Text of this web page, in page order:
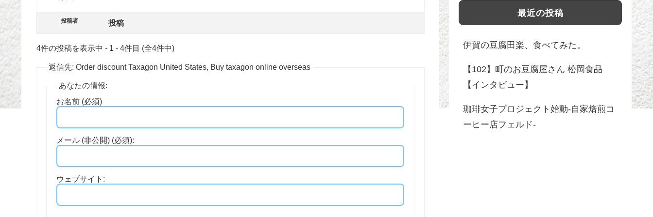
投稿者 投稿
4件の投稿を表示中 - 1 - 4件目 (全4件中)
返信先: Order discount Taxagon United States, Buy taxagon online overseas
あなたの情報:
お名前 (必須)
メール (非公開) (必須):
ウェブサイト:
最近の投稿
伊賀の豆腐田楽、食べてみた。
【102】町のお豆腐屋さん 松岡食品
【インタビュー】
珈琲女子プロジェクト始動-自家焙煎コ
ーヒー店フェルド-